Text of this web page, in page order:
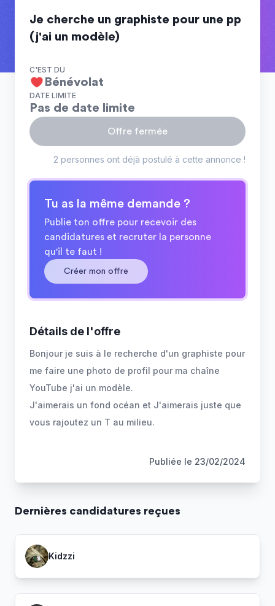
Je cherche un graphiste pour une pp
(j'ai un modèle)
C'EST DU
Bénévolat
DATE LIMITE
Pas de date limite
Offre fermée
2 personnes ont déjà postulé à cette annonce !
Tu as la même demande ?
Publie ton offre pour recevoir des
candidatures et recruter la personne
qu'il te faut !
Créer mon offre
Détails de l'offre
Bonjour je suis à le recherche d'un graphiste pour
me faire une photo de profil pour ma chaîne
YouTube j'ai un modèle.
J'aimerais un fond océan et J'aimerais juste que
vous rajoutez un T au milieu.
Publiée le 23/02/2024
Dernières candidatures reçues
Kidzzi